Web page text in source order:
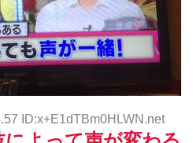
ID:x+E1dTBm0HLWN.net